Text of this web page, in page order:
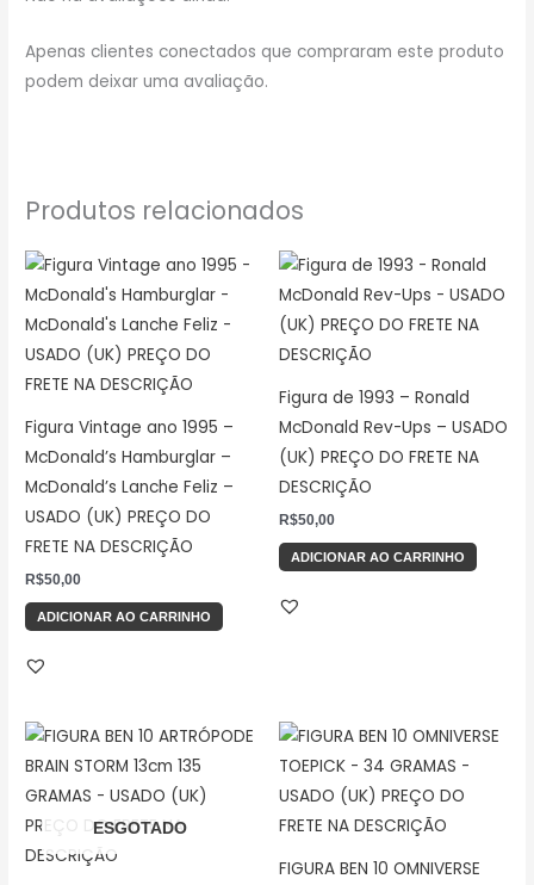
Apenas clientes conectados que compraram este produto
podem deixar uma avaliação.
Produtos relacionados
Figura Vintage ano 1995 –
McDonald’s Hamburglar –
McDonald’s Lanche Feliz –
USADO (UK) PREÇO DO
FRETE NA DESCRIÇÃO
R$50,00
ADICIONAR AO CARRINHO
Figura de 1993 – Ronald
McDonald Rev-Ups – USADO
(UK) PREÇO DO FRETE NA
DESCRIÇÃO
R$50,00
ADICIONAR AO CARRINHO
ESGOTADO
FIGURA BEN 10 OMNIVERSE